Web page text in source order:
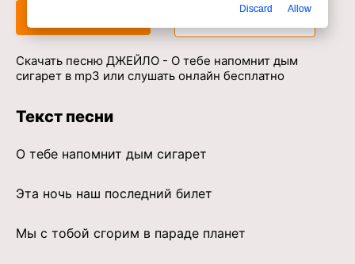
Скачать песню ДЖЕЙЛО - О тебе напомнит дым
сигарет в mp3 или слушать онлайн бесплатно
Текст песни
О тебе напомнит дым сигарет
Эта ночь наш последний билет
Мы с тобой сгорим в параде планет
Discard Allow